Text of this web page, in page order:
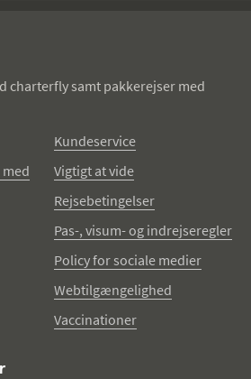
charterfly samt pakkerejser med
Kundeservice
Vigtigt at vide
Rejsebetingelser
Pas-, visum- og indrejseregler
Policy for sociale medier
Webtilgængelighed
Vaccinationer